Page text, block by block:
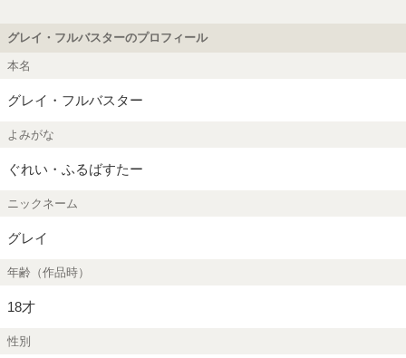
グレイ・フルバスターのプロフィール
本名
グレイ・フルバスター
よみがな
ぐれい・ふるばすたー
ニックネーム
グレイ
年齢（作品時）
18才
性別